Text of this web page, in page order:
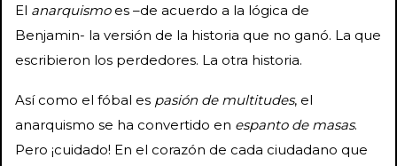
El anarquismoes –de acuerdo a la lógica de
Benjamin- la versión de la historia que no ganó. La que
escribieron los perdedores. La otra historia.
Así como el fóbal es pasión de multitudes, el
anarquismo se ha convertido en espanto de masas.
Pero ¡cuidado! En el corazón de cada ciudadano que